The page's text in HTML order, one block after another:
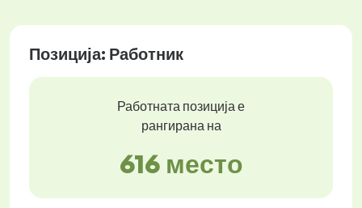
Позиција: Работник
Работната позиција е
рангирана на
616 место